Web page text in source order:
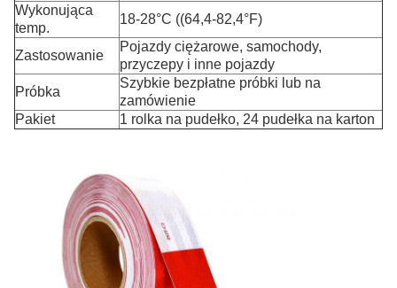
Wykonująca
temp.
18-28°C ((64,4-82,4°F)
Zastosowanie
Pojazdy ciężarowe, samochody,
przyczepy i inne pojazdy
Próbka
Szybkie bezpłatne próbki lub na
zamówienie
Pakiet
1 rolka na pudełko, 24 pudełka na karton